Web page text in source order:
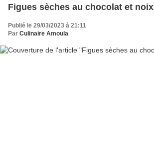
Figues sèches au chocolat et noix
Publié le 29/03/2023 à 21:11
Par Culinaire Amoula